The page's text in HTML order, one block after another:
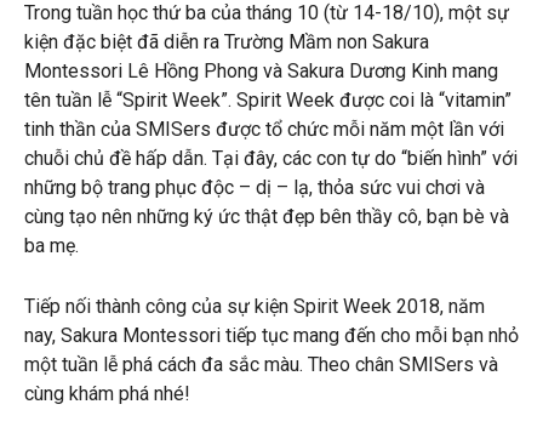
Trong tuần học thứ ba của tháng 10 (từ 14-18/10), một sự
kiện đặc biệt đã diễn ra Trường Mầm non Sakura
Montessori Lê Hồng Phong và Sakura Dương Kinh mang
tên tuần lễ “Spirit Week”. Spirit Week được coi là “vitamin”
tinh thần của SMISers được tổ chức mỗi năm một lần với
chuỗi chủ đề hấp dẫn. Tại đây, các con tự do “biến hình” với
những bộ trang phục độc – dị – lạ, thỏa sức vui chơi và
cùng tạo nên những ký ức thật đẹp bên thầy cô, bạn bè và
ba mẹ.
Tiếp nối thành công của sự kiện Spirit Week 2018, năm
nay, Sakura Montessori tiếp tục mang đến cho mỗi bạn nhỏ
một tuần lễ phá cách đa sắc màu. Theo chân SMISers và
cùng khám phá nhé!